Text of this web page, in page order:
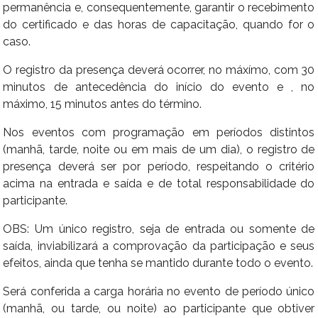
permanência e, consequentemente, garantir o recebimento
do certificado e das horas de capacitação, quando for o
caso.
O registro da presença deverá ocorrer, no máxímo, com 30
minutos de antecedência do início do evento e , no
máximo, 15 minutos antes do término.
Nos eventos com programação em períodos distintos
(manhã, tarde, noite ou em mais de um dia), o registro de
presença deverá ser por período, respeitando o critério
acima na entrada e saída e de total responsabilidade do
participante.
OBS: Um único registro, seja de entrada ou somente de
saída, inviabilizará a comprovação da participação e seus
efeitos, ainda que tenha se mantido durante todo o evento.
Será conferida a carga horária no evento de período único
(manhã, ou tarde, ou noite) ao participante que obtiver